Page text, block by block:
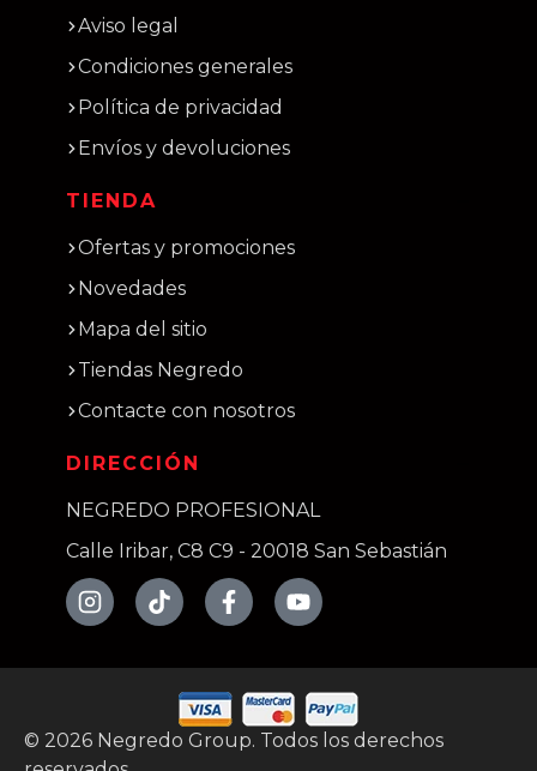
Aviso legal
Condiciones generales
Política de privacidad
Envíos y devoluciones
TIENDA
Ofertas y promociones
Novedades
Mapa del sitio
Tiendas Negredo
Contacte con nosotros
DIRECCIÓN
NEGREDO PROFESIONAL
Calle Iribar, C8 C9 - 20018 San Sebastián
© 2026 Negredo Group. Todos los derechos